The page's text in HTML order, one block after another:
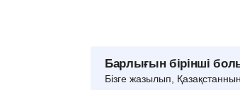
Барлығын бірінші
Бізге жазылып,